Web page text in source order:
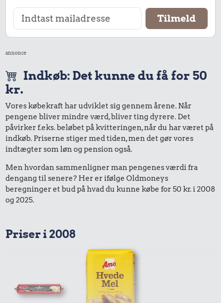
annonce
Indkøb: Det kunne du få for 50
kr.
Vores købekraft har udviklet sig gennem årene. Når
pengene bliver mindre værd, bliver ting dyrere. Det
påvirker f.eks. beløbet på kvitteringen, når du har været på
indkøb. Priserne stiger med tiden, men det gør vores
indtægter som løn og pension også.
Men hvordan sammenligner man pengenes værdi fra
dengang til senere? Her er ifølge Oldmoneys
beregninger et bud på hvad du kunne købe for 50 kr. i 2008
og 2025.
Priser i 2008